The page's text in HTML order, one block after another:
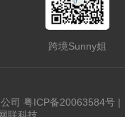
跨境Sunny姐
司 粤ICP备20063584号|
联科技